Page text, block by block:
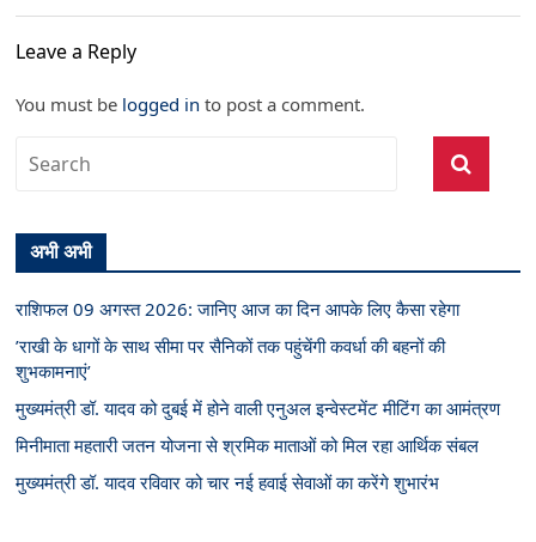
Leave a Reply
You must be logged in to post a comment.
अभी अभी
राशिफल 09 अगस्त 2026: जानिए आज का दिन आपके लिए कैसा रहेगा
’राखी के धागों के साथ सीमा पर सैनिकों तक पहुंचेंगी कवर्धा की बहनों की
शुभकामनाएं’
मुख्यमंत्री डॉ. यादव को दुबई में होने वाली एनुअल इन्वेस्टमेंट मीटिंग का आमंत्रण
मिनीमाता महतारी जतन योजना से श्रमिक माताओं को मिल रहा आर्थिक संबल
मुख्यमंत्री डॉ. यादव रविवार को चार नई हवाई सेवाओं का करेंगे शुभारंभ